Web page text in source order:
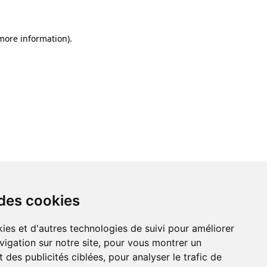
cookies
et d'autres technologies de suivi pour améliorer
sur notre site, pour vous montrer un
des publicités ciblées, pour analyser le trafic de
information).